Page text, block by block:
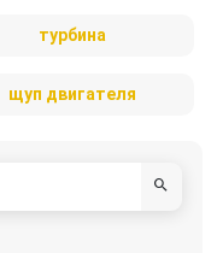
турбина
щуп двигателя